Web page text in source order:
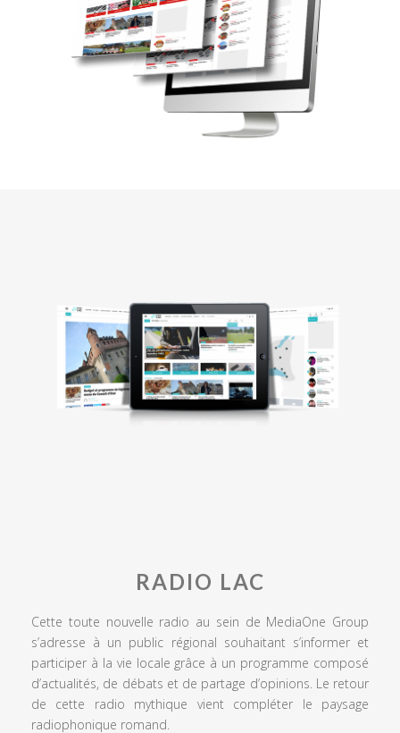
RADIO LAC
Cette toute nouvelle radio au sein de MediaOne Group
s’adresse à un public régional souhaitant s’informer et
participer à la vie locale grâce à un programme composé
d’actualités, de débats et de partage d’opinions. Le retour
de cette radio mythique vient compléter le paysage
radiophonique romand.